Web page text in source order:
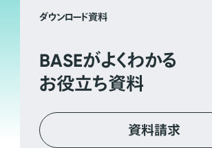
ダウンロード資料
BASEがよくわかる
お役立ち資料
資料請求